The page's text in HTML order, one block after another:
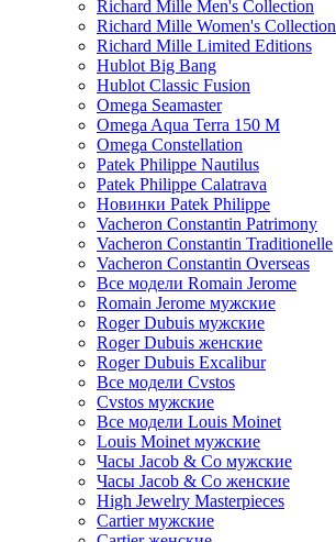
Richard Mille Men's Collection
Richard Mille Women's Collection
Richard Mille Limited Editions
Hublot Big Bang
Hublot Classic Fusion
Omega Seamaster
Omega Aqua Terra 150 M
Omega Constellation
Patek Philippe Nautilus
Patek Philippe Calatrava
Новинки Patek Philippe
Vacheron Constantin Patrimony
Vacheron Constantin Traditionelle
Vacheron Constantin Overseas
Все модели Romain Jerome
Romain Jerome мужские
Roger Dubuis мужские
Roger Dubuis женские
Roger Dubuis Excalibur
Все модели Cvstos
Cvstos мужские
Все модели Louis Moinet
Louis Moinet мужские
Часы Jacob & Co мужские
Часы Jacob & Co женские
High Jewelry Masterpieces
Cartier мужские